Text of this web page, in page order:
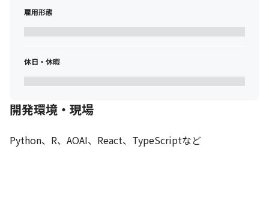
雇用形態
休日・休暇
開発環境・現場
Python、R、AOAI、React、TypeScriptなど